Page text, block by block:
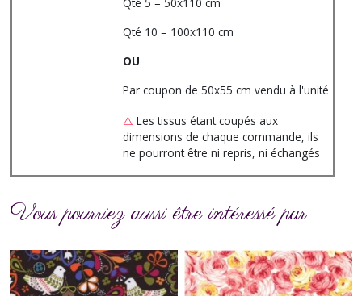
Qté 10 = 100x110 cm
OU
Par coupon de 50x55 cm vendu à l'unité
⚠ Les tissus étant coupés aux
dimensions de chaque commande, ils
ne pourront être ni repris, ni échangés
Vous pourriez aussi être intéressé par